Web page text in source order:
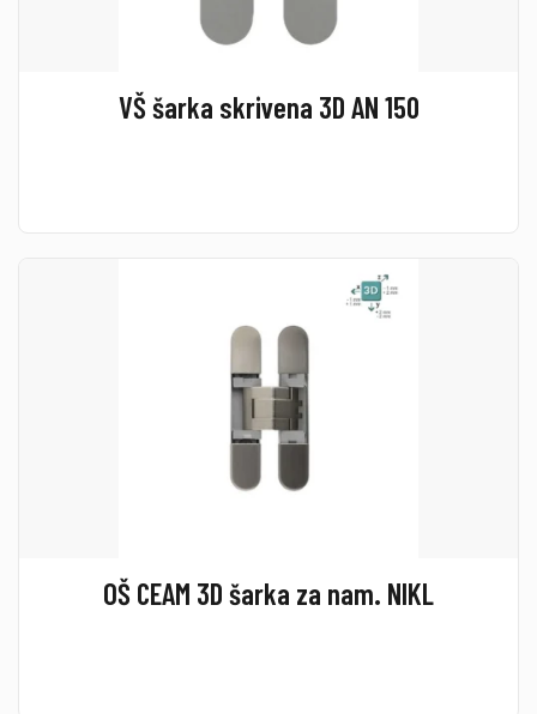
VŠ šarka skrivena 3D AN 150
OŠ CEAM 3D šarka za nam. NIKL